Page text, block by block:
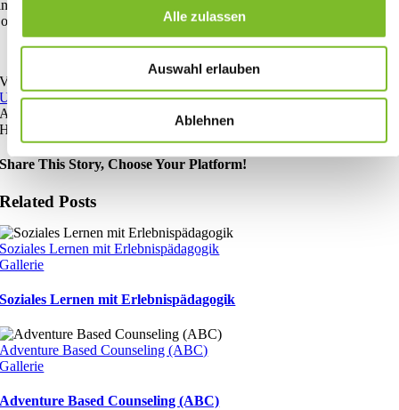
Alle zulassen
Auswahl erlauben
Ablehnen
Wolke von Fledermäusen sah. Es war, als stiegen sie aus dem
Millionen von Fledermäusen. Sie kamen aus meiner Grotte!“
Von
UncategorizedKommentare deaktiviertfür Eingänge, Übergänge,
Ausgänge – Gedankensplitter aus 30 Jahren
Höhlenforschung
Schlagwörter: Erlebnispädagogik
Share This Story, Choose Your Platform!
Related Posts
Soziales Lernen mit Erlebnispädagogik
Gallerie
Soziales Lernen mit Erlebnispädagogik
Adventure Based Counseling (ABC)
Gallerie
Adventure Based Counseling (ABC)